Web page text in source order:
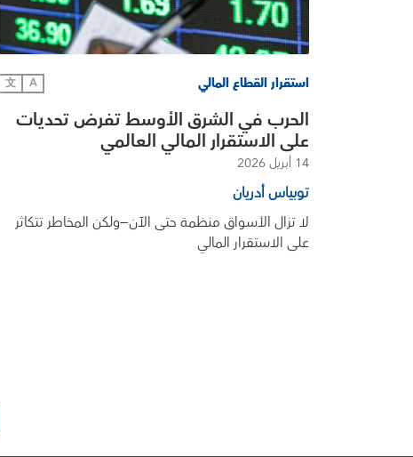
استقرار القطاع المالي A
文
الحرب في الشرق الأوسط تفرض تحديات
على الاستقرار المالي العالمي
14 أبريل 2026
توبياس أدريان
لا تزال الأسواق منظمة حتى الآن—ولكن المخاطر تتكاثر
على الاستقرار المالي